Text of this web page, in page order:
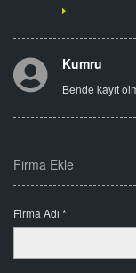
Kumru
Bende kayıt
Firma Ekle
Firma Adı *